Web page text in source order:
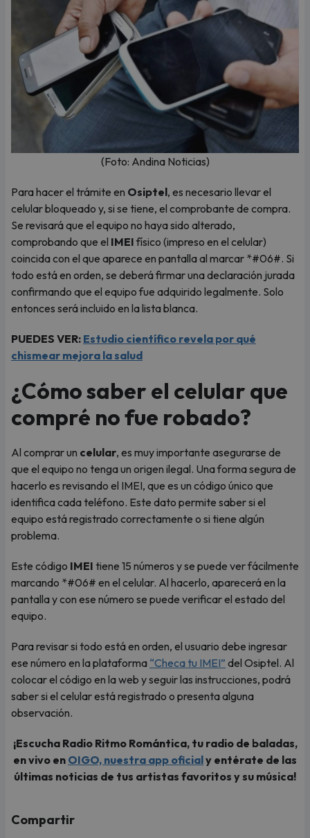
(Foto: Andina Noticias)
Para hacer el trámite en Osiptel, es necesario llevar el
celular bloqueado y, si se tiene, el comprobante de compra.
Se revisará que el equipo no haya sido alterado,
comprobando que el IMEIfísico (impreso en el celular)
coincida con el que aparece en pantalla al marcar *#06#. Si
todo está en orden, se deberá firmar una declaración jurada
confirmando que el equipo fue adquirido legalmente. Solo
entonces será incluido en la lista blanca.
PUEDES VER: Estudio científico revela por qué
chismear mejora la salud
¿Cómo saber el celular que
compré no fue robado?
Al comprar un celular, es muy importante asegurarse de
que el equipo no tenga un origen ilegal. Una forma segura de
hacerlo es revisando el IMEI, que es un código único que
identifica cada teléfono. Este dato permite saber si el
equipo está registrado correctamente o si tiene algún
problema.
Este código IMEI tiene 15 números y se puede ver fácilmente
marcando *#06# en el celular. Al hacerlo, aparecerá en la
pantalla y con ese número se puede verificar el estado del
equipo.
Para revisar si todo está en orden, el usuario debe ingresar
ese número en la plataforma “Checa tu IMEI” del Osiptel. Al
colocar el código en la web y seguir las instrucciones, podrá
saber si el celular está registrado o presenta alguna
observación.
¡Escucha Radio Ritmo Romántica, tu radio de baladas,
en vivo en OIGO, nuestra app oficialy entérate de las
últimas noticias de tus artistas favoritos y su música!
Compartir